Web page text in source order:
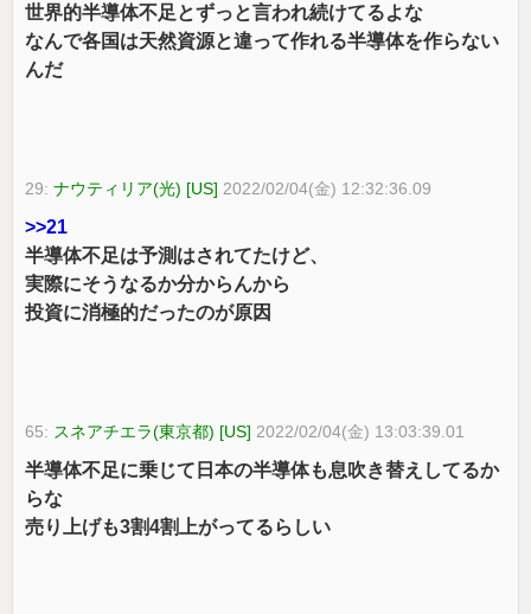
世界的半導体不足とずっと言われ続けてるよな
なんで各国は天然資源と違って作れる半導体を作らない
んだ
29:ナウティリア(光) [US] 2022/02/04(金) 12:32:36.09
>>21
半導体不足は予測はされてたけど、
実際にそうなるか分からんから
投資に消極的だったのが原因
65: スネアチエラ(東京都) [US] 2022/02/04(金) 13:03:39.01
半導体不足に乗じて日本の半導体も息吹き替えしてるか
らな
売り上げも3割4割上がってるらしい